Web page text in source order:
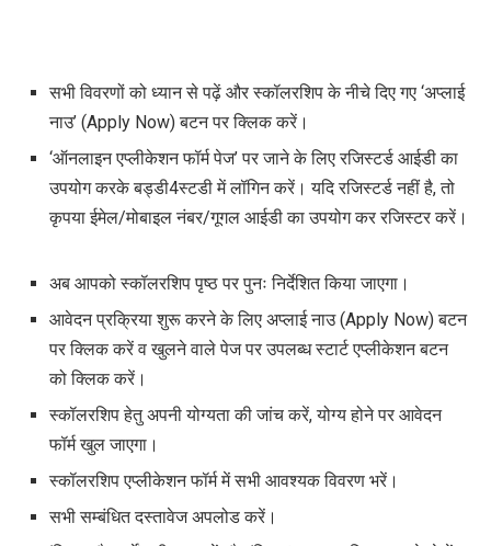
सभी विवरणों को ध्यान से पढ़ें और स्कॉलरशिप के नीचे दिए गए ‘अप्लाई
नाउ’ (Apply Now) बटन पर क्लिक करें।
‘ऑनलाइन एप्लीकेशन फॉर्म पेज’ पर जाने के लिए रजिस्टर्ड आईडी का
उपयोग करके बड्डी4स्टडी में लॉगिन करें। यदि रजिस्टर्ड नहीं है, तो
कृपया ईमेल/मोबाइल नंबर/गूगल आईडी का उपयोग कर रजिस्टर करें।
अब आपको स्कॉलरशिप पृष्ठ पर पुनः निर्देशित किया जाएगा।
आवेदन प्रक्रिया शुरू करने के लिए अप्लाई नाउ (Apply Now) बटन
पर क्लिक करें व खुलने वाले पेज पर उपलब्ध स्टार्ट एप्लीकेशन बटन
को क्लिक करें।
स्कॉलरशिप हेतु अपनी योग्यता की जांच करें, योग्य होने पर आवेदन
फॉर्म खुल जाएगा।
स्कॉलरशिप एप्लीकेशन फॉर्म में सभी आवश्यक विवरण भरें।
सभी सम्बंधित दस्तावेज अपलोड करें।